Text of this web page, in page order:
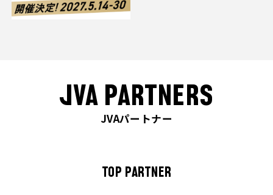
JVA PARTNERS
JVAパートナー
TOP PARTNER